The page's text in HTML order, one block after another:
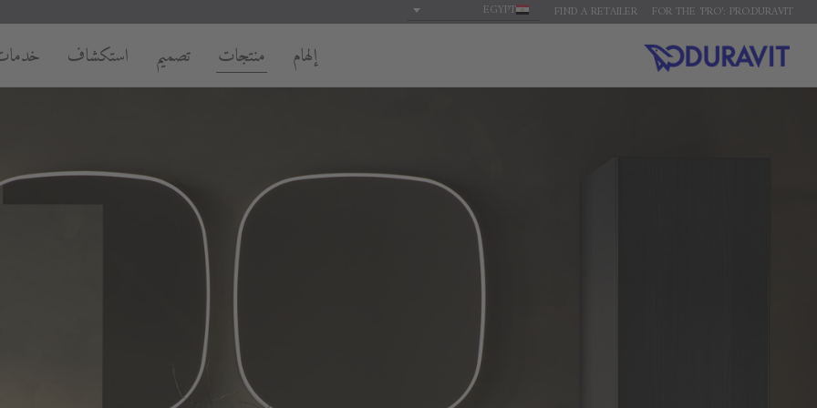
FOR THE 'PRO': PRO.DURAVIT
FIND A RETAILER
EGYPT
إلهام منتجات تصميم استكشاف